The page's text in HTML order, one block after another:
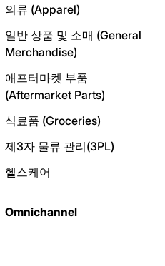
의류 (Apparel)
일반 상품 및 소매 (General
Merchandise)
애프터마켓 부품
(Aftermarket Parts)
식료품 (Groceries)
제3자 물류 관리(3PL)
헬스케어
Omnichannel